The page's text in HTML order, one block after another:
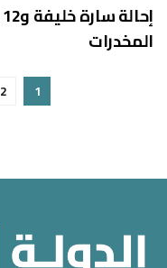
المخدرات
1
2